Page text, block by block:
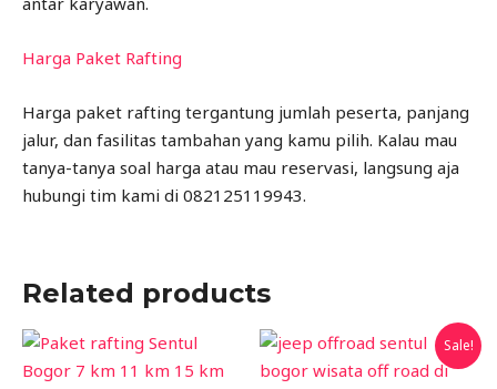
Harga Paket Rafting
Harga paket rafting tergantung jumlah peserta, panjang
jalur, dan fasilitas tambahan yang kamu pilih. Kalau mau
tanya-tanya soal harga atau mau reservasi, langsung aja
hubungi tim kami di 082125119943.
Related products
Sale!
Original
price
was:
price
is: